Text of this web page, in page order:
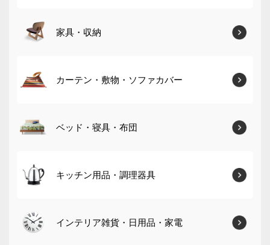
家具・収納
カーテン・敷物・ソファカバー
ベッド・寝具・布団
キッチン用品・調理器具
インテリア雑貨・日用品・家電